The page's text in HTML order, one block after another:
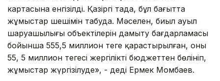
картасына енгізілді. Қазіргі таңда, бұл бағытта
жұмыстар шешімін табуда. Мәселен, биыл ауыл
шаруашылығы объектілерін дамыту бағдарламасы
бойынша 555,5 миллион теңге қарастырылған, оның
55, 5 миллион теңгесі жергілікті бюджеттен бөлініп,
жұмыстар жүргізілуде», - деді Ермек Момбаев.